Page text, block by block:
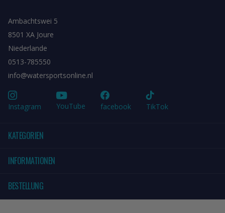
Ambachtswei 5
8501 XA Joure
Niederlande
0513-785550
info@watersportsonline.nl
Instagram YouTube facebook TikTok
KATEGORIEN
INFORMATIONEN
BESTELLUNG